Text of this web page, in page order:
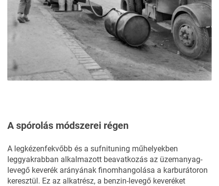
A spórolás módszerei régen
A legkézenfekvőbb és a sufnituning műhelyekben
leggyakrabban alkalmazott beavatkozás az üzemanyag-
levegő keverék arányának finomhangolása a karburátoron
keresztül. Ez az alkatrész, a benzin-levegő keveréket